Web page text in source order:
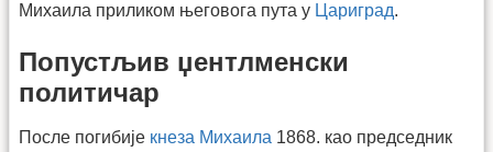
Михаила приликом његовога пута у Цариград.
Попустљив џентлменски
политичар
После погибије кнеза Михаила 1868. као председник